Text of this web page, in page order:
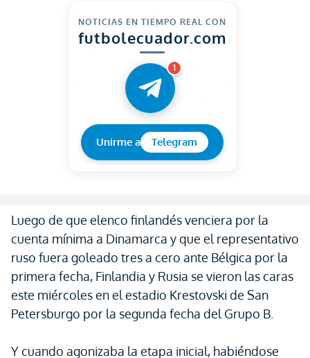
NOTICIAS EN TIEMPO REAL CON
futbolecuador.com
1
Unirme a Telegram
Luego de que elenco finlandés venciera por la
cuenta mínima a Dinamarca y que el representativo
ruso fuera goleado tres a cero ante Bélgica por la
primera fecha, Finlandia y Rusia se vieron las caras
este miércoles en el estadio Krestovski de San
Petersburgo por la segunda fecha del Grupo B.
Y cuando agonizaba la etapa inicial, habiéndose